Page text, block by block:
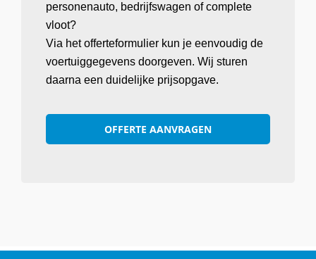
personenauto, bedrijfswagen of complete
vloot?
Via het offerteformulier kun je eenvoudig de
voertuiggegevens doorgeven. Wij sturen
daarna een duidelijke prijsopgave.
OFFERTE AANVRAGEN